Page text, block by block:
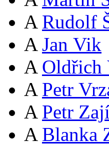
A Rudolf
A Jan Vik
A Oldřich
A Petr
A Petr
A Blanka